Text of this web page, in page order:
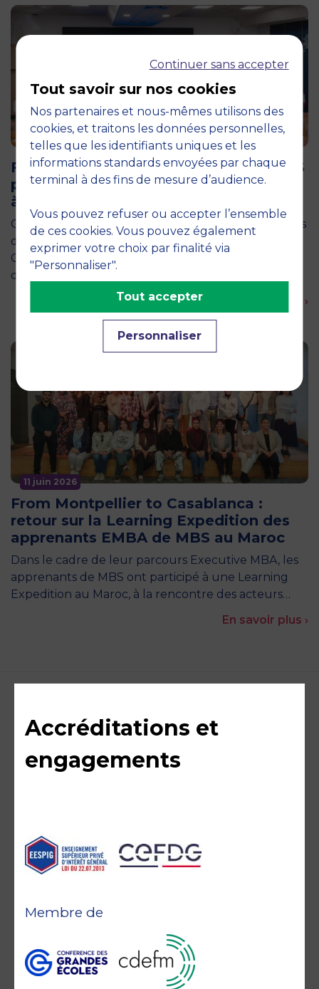
11 juin 2026
Future for Good : les étudiants de MBS
plongent au cœur de l’entrepreneuriat
à impact à Varsovie
Comment entreprendre pour répondre aux grands
défis sociétaux et environnementaux de demain ?
C’est la question qu’ont explorée une vingtaine
d’étudiants de deuxième année du…
En savoir plus ›
11 juin 2026
From Montpellier to Casablanca :
retour sur la Learning Expedition des
apprenants EMBA de MBS au Maroc
Dans le cadre de leur parcours Executive MBA, les
apprenants de MBS ont participé à une Learning
Expedition au Maroc, à la rencontre des acteurs…
En savoir plus ›
Accréditations et
engagements
Membre de
Continuer sans accepter
Tout savoir sur nos cookies
Nos partenaires et nous-mêmes utilisons des
cookies, et traitons les données personnelles,
telles que les identifiants uniques et les
informations standards envoyées par chaque
terminal à des fins de mesure d’audience.
Vous pouvez refuser ou accepter l’ensemble
de ces cookies. Vous pouvez également
exprimer votre choix par finalité via
"Personnaliser".
Personnaliser
Tout accepter